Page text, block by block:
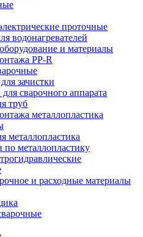
проточные
водонагревателей
и материалы
PP-R
зачистки
сварочного аппарата
труб
металлопластика
металлопластика
металлопластику
и расходные материалы